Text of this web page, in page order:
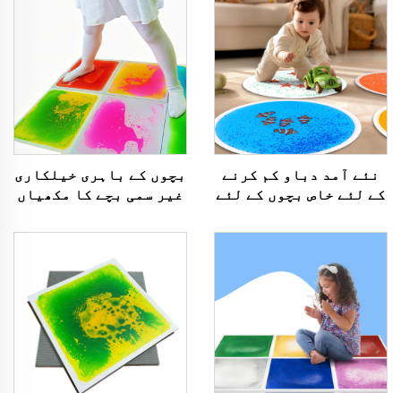
نئے آمد دباو کم کرنے
کے لئے خاص بچوں کے لئے
کا آگاہی حاصل کریں
گول سنسوری لiquid فلور
ٹائیل
بچوں کے باہری خیلکاری
غیر سمی بچے کا مکھیاں
سینسوری لیکوئر فلور